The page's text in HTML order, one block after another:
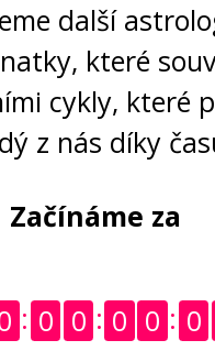
další
které
cykly, které
z nás díky
Začínáme za
0 0 0 0 0